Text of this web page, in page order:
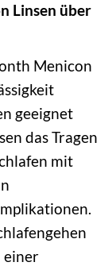
Linsen über
Menicon
geeignet
das Tragen
mit
einer